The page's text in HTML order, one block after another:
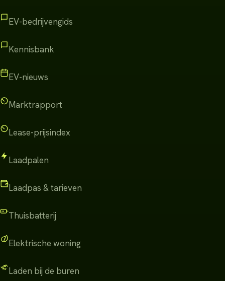
EV-bedrijvengids
Kennisbank
EV-nieuws
Marktrapport
Lease-prijsindex
Laadpalen
Laadpas & tarieven
Thuisbatterij
Elektrische woning
Laden bij de buren